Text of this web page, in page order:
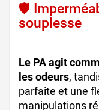
🛡️
souplesse
Le PA agit
les odeurs,
parfaite et une
manipulations